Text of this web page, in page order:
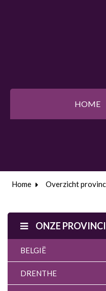
HOME
Home Overzicht
ONZE
BELGIË
DRENTHE